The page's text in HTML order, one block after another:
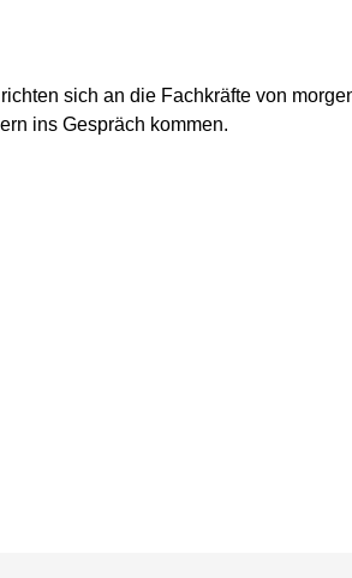
sich an die Fachkräfte von
ins Gespräch kommen.